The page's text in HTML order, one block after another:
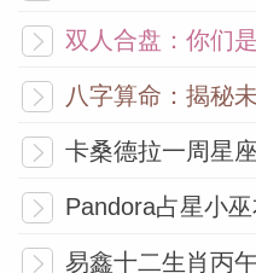
这种过程的目的是
我们一生中的第一
承担母亲角色的其
双人合盘：你们是
八字算命：揭秘
卡桑德拉一周星
Pandora占星小巫
易鑫十二生肖丙午